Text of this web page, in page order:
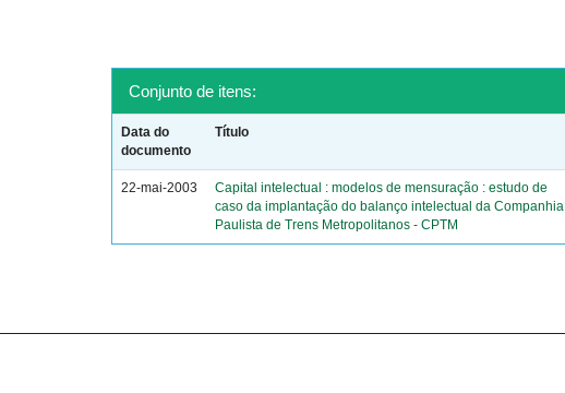
Conjunto de itens:
Data do
documento
Título
22-mai-2003
Capital intelectual : modelos de mensuração : estudo de
caso da implantação do balanço intelectual da Companhia
Paulista de Trens Metropolitanos - CPTM